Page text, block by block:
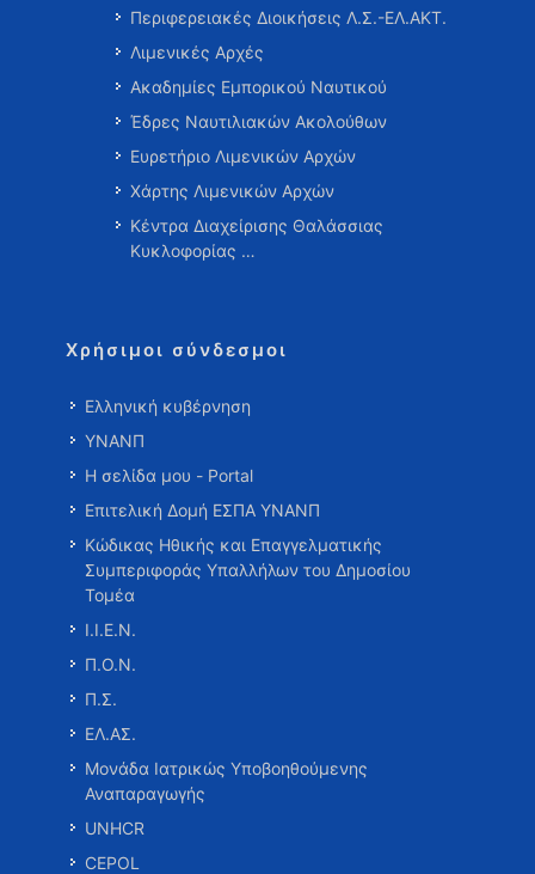
Περιφερειακές Διοικήσεις Λ.Σ.-ΕΛ.ΑΚΤ.
Λιμενικές Αρχές
Ακαδημίες Εμπορικού Ναυτικού
Έδρες Ναυτιλιακών Ακολούθων
Ευρετήριο Λιμενικών Αρχών
Χάρτης Λιμενικών Αρχών
Κέντρα Διαχείρισης Θαλάσσιας
Κυκλοφορίας …
Χρήσιμοι σύνδεσμοι
Ελληνική κυβέρνηση
ΥΝΑΝΠ
Η σελίδα μου - Portal
Επιτελική Δομή ΕΣΠΑ ΥΝΑΝΠ
Κώδικας Ηθικής και Επαγγελματικής
Συμπεριφοράς Υπαλλήλων του Δημοσίου
Τομέα
Ι.Ι.Ε.Ν.
Π.Ο.Ν.
Π.Σ.
ΕΛ.ΑΣ.
Μονάδα Ιατρικώς Υποβοηθούμενης
Αναπαραγωγής
UNHCR
CEPOL